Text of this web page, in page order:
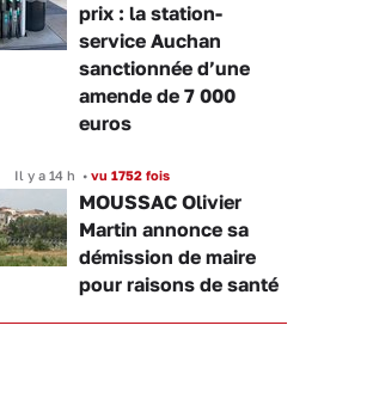
prix : la station-
service Auchan
sanctionnée d’une
amende de 7 000
euros
Il y a 14 h • vu 1752 fois
MOUSSAC Olivier
Martin annonce sa
démission de maire
pour raisons de santé